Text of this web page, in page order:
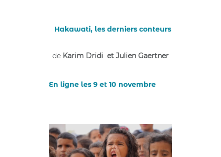
Hakawati, les derniers conteurs
de Karim Dridi et Julien Gaertner
En ligne les 9 et 10 novembre